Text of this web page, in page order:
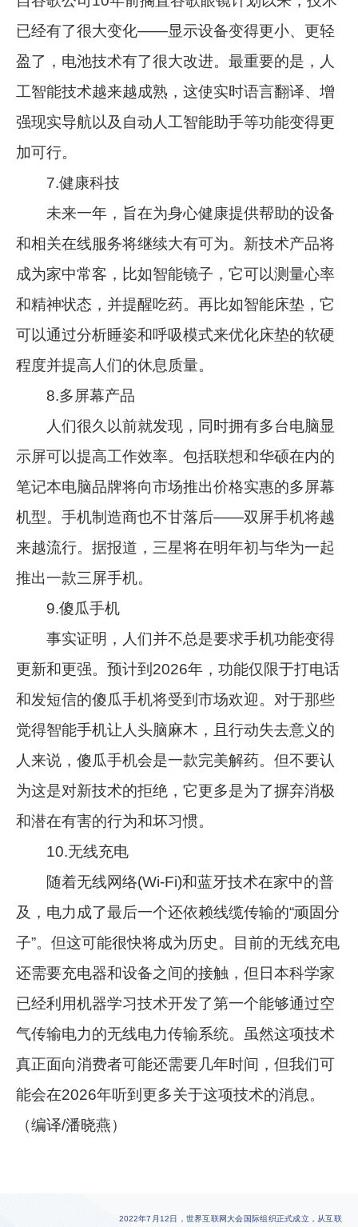
已经有了很大变化——显示设备变得更小、更轻
盈了，电池技术有了很大改进。最重要的是，人
工智能技术越来越成熟，这使实时语言翻译、增
强现实导航以及自动人工智能助手等功能变得更
加可行。
7.健康科技
未来一年，旨在为身心健康提供帮助的设备
和相关在线服务将继续大有可为。新技术产品将
成为家中常客，比如智能镜子，它可以测量心率
和精神状态，并提醒吃药。再比如智能床垫，它
可以通过分析睡姿和呼吸模式来优化床垫的软硬
程度并提高人们的休息质量。
8.多屏幕产品
人们很久以前就发现，同时拥有多台电脑显
示屏可以提高工作效率。包括联想和华硕在内的
笔记本电脑品牌将向市场推出价格实惠的多屏幕
机型。手机制造商也不甘落后——双屏手机将越
来越流行。据报道，三星将在明年初与华为一起
推出一款三屏手机。
9.傻瓜手机
事实证明，人们并不总是要求手机功能变得
更新和更强。预计到2026年，功能仅限于打电话
和发短信的傻瓜手机将受到市场欢迎。对于那些
觉得智能手机让人头脑麻木，且行动失去意义的
人来说，傻瓜手机会是一款完美解药。但不要认
为这是对新技术的拒绝，它更多是为了摒弃消极
和潜在有害的行为和坏习惯。
10.无线充电
随着无线网络(Wi-Fi)和蓝牙技术在家中的普
及，电力成了最后一个还依赖线缆传输的“顽固分
子”。但这可能很快将成为历史。目前的无线充电
还需要充电器和设备之间的接触，但日本科学家
已经利用机器学习技术开发了第一个能够通过空
气传输电力的无线电力传输系统。虽然这项技术
真正面向消费者可能还需要几年时间，但我们可
能会在2026年听到更多关于这项技术的消息。
（编译/潘晓燕）
2022年7月12日，世界互联网大会国际组织正式成立，从互联